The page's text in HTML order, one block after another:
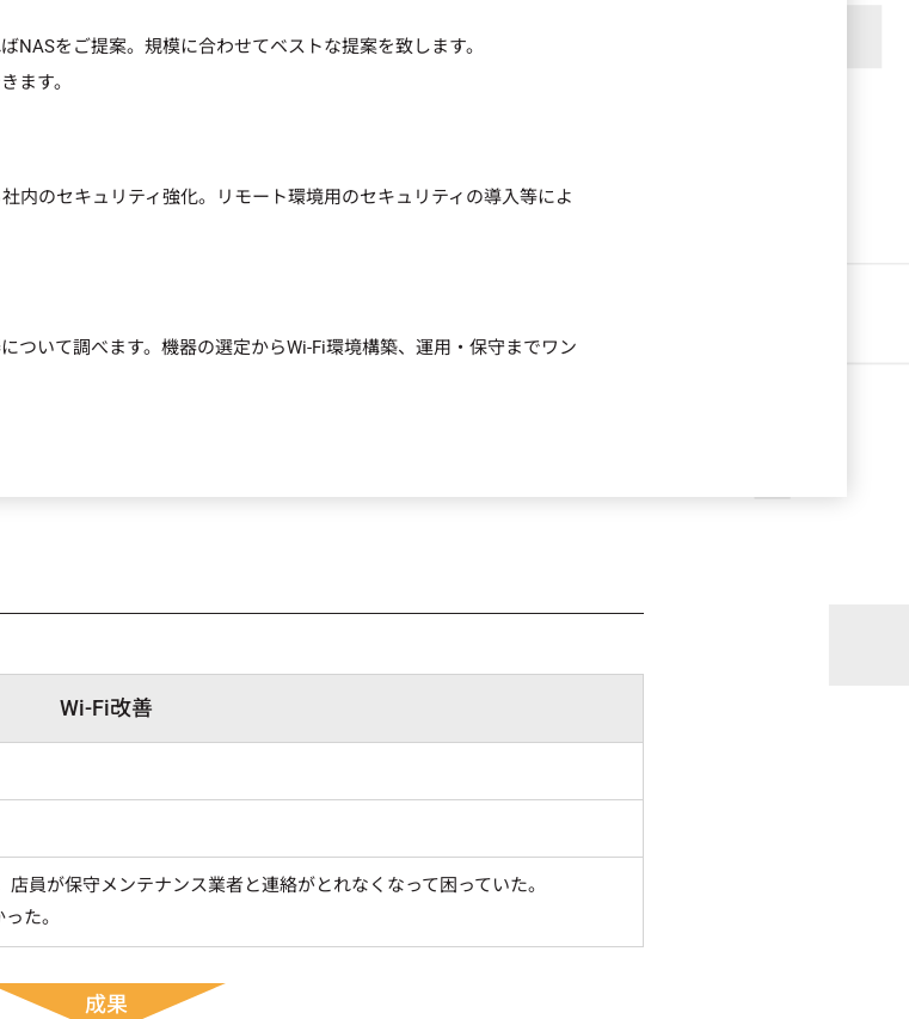
NASをご提案。規模に合わせてベストな提案を致します。
ます。
内のセキュリティ強化。リモート環境用のセキュリティの導入等によ
ついて調べます。機器の選定からWi-Fi環境構築、運用・保守までワン
Wi-Fi改善
員が保守メンテナンス業者と連絡がとれなくなって困っていた。
た。
成果